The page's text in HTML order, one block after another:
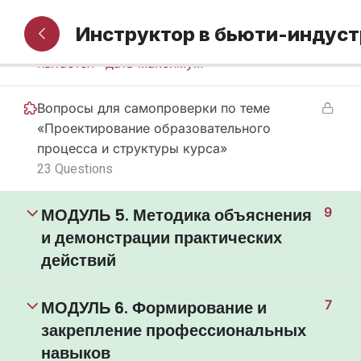
4.6 Ошибки перегрузки содержания: как
инструктор сам ломает обучение, когда
пытается «дать максимум»
Вопросы для самопроверки по теме
«Проектирование образовательного
процесса и структуры курса»
23 Questions
МОДУЛЬ 5. Методика объяснения
и демонстрации практических
действий
9
МОДУЛЬ 6. Формирование и
закрепление профессиональных
навыков
7
Инструктор в бьюти-